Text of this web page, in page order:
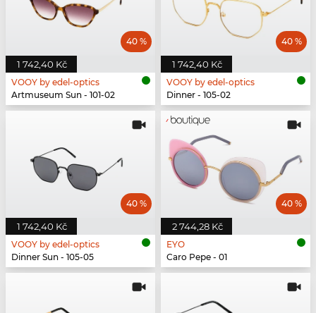
1 742,40 Kč
40 %
VOOY by edel-optics
Artmuseum Sun - 101-02
1 742,40 Kč
40 %
VOOY by edel-optics
Dinner - 105-02
1 742,40 Kč
40 %
VOOY by edel-optics
Dinner Sun - 105-05
2 744,28 Kč
40 %
EYO
Caro Pepe - 01